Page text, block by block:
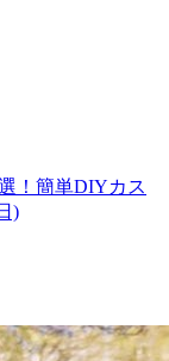
！簡単DIYカス
)